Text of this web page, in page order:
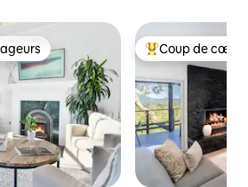
les plus appréciés Coups de cœur
Coup de cœur